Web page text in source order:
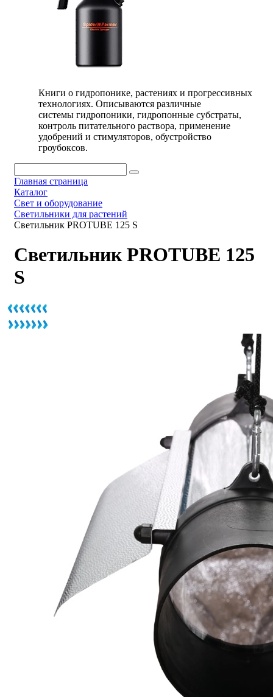
Книги о гидропонике, растениях и прогрессивных
технологиях. Описываются различные
системы гидропоники, гидропонные субстраты,
контроль питательного раствора, применение
удобрений и стимуляторов, обустройство
гроубоксов.
Главная страница
Каталог
Свет и оборудование
Светильники для растений
Светильник PROTUBE 125 S
Светильник PROTUBE 125
S